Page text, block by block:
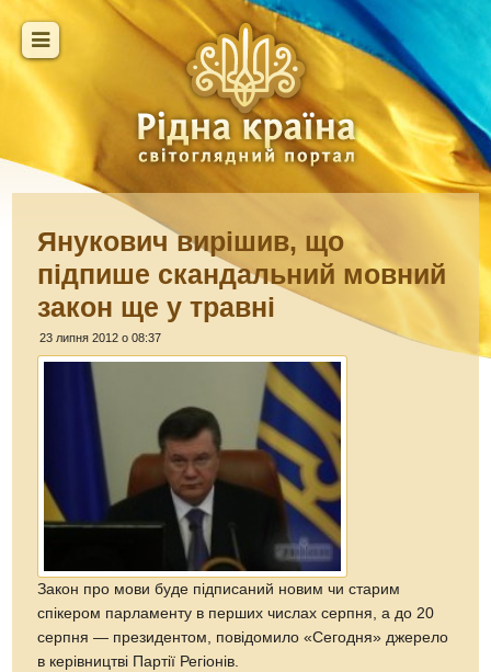
Янукович вирішив, що
підпише скандальний мовний
закон ще у травні
23 липня 2012 о 08:37
Закон про мови буде підписаний новим чи старим
спікером парламенту в перших числах серпня, а до 20
серпня — президентом, повідомило «Сегодня» джерело
в керівництві Партії Регіонів.